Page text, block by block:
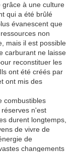
grâce à une culture
qui a été brûlé
évanescent que
non
mais il est possible
carburant ne laisse
reconstituer les
Ils ont été créés par
ont mis des
combustibles
n'est
durent longtemps,
de vivre de
de
changements